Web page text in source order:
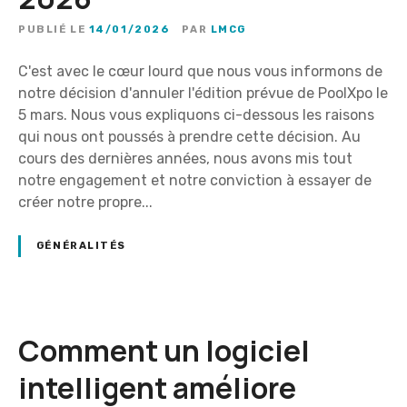
PUBLIÉ LE 14/01/2026 PAR LMCG
C'est avec le cœur lourd que nous vous informons de
notre décision d'annuler l'édition prévue de PoolXpo le
5 mars. Nous vous expliquons ci-dessous les raisons
qui nous ont poussés à prendre cette décision. Au
cours des dernières années, nous avons mis tout
notre engagement et notre conviction à essayer de
créer notre propre...
GÉNÉRALITÉS
Comment un logiciel
intelligent améliore